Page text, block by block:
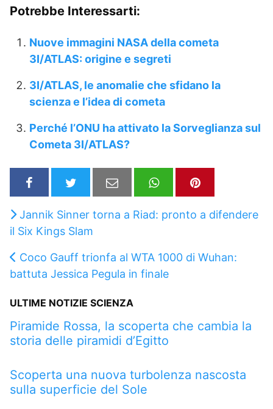
Potrebbe Interessarti:
Nuove immagini NASA della cometa
3I/ATLAS: origine e segreti
3I/ATLAS, le anomalie che sfidano la
scienza e l’idea di cometa
Perché l’ONU ha attivato la Sorveglianza sul
Cometa 3I/ATLAS?
Jannik Sinner torna a Riad: pronto a difendere
il Six Kings Slam
Coco Gauff trionfa al WTA 1000 di Wuhan:
battuta Jessica Pegula in finale
ULTIME NOTIZIE SCIENZA
Piramide Rossa, la scoperta che cambia la
storia delle piramidi d’Egitto
Scoperta una nuova turbolenza nascosta
sulla superficie del Sole